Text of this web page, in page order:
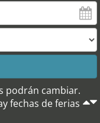
podrán cambiar.
fechas de ferias